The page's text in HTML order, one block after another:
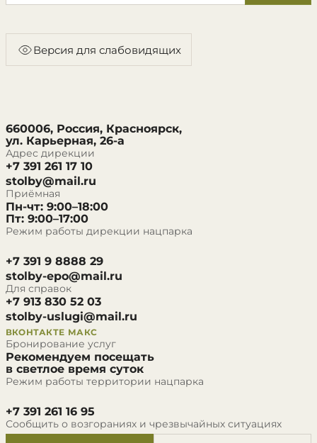
Версия для слабовидящих
660006, Россия, Красноярск,
ул. Карьерная, 26-а
Адрес дирекции
+7 391 261 17 10
stolby@mail.ru
Приёмная
Пн-чт: 9:00–18:00
Пт: 9:00–17:00
Режим работы дирекции нацпарка
+7 391 9 8888 29
stolby-epo@mail.ru
Для справок
+7 913 830 52 03
stolby-uslugi@mail.ru
ВКОНТАКТЕ МАКС
Бронирование услуг
Рекомендуем посещать
в светлое время суток
Режим работы территории нацпарка
+7 391 261 16 95
Сообщить о возгораниях и чрезвычайных ситуациях